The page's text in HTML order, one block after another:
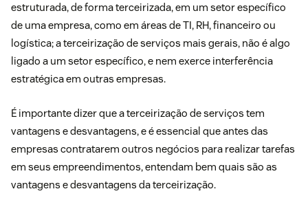
estruturada, de forma terceirizada, em um setor específico
de uma empresa, como em áreas de TI, RH, financeiro ou
logística; a terceirização de serviços mais gerais, não é algo
ligado a um setor específico, e nem exerce interferência
estratégica em outras empresas.
É importante dizer que a terceirização de serviços tem
vantagens e desvantagens, e é essencial que antes das
empresas contratarem outros negócios para realizar tarefas
em seus empreendimentos, entendam bem quais são as
vantagens e desvantagens da terceirização.